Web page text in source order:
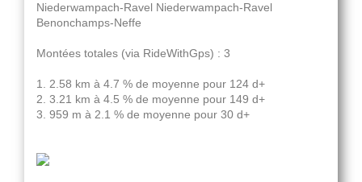
Niederwampach-Ravel Niederwampach-Ravel
Benonchamps-Neffe
Montées totales (via RideWithGps) : 3
1. 2.58 km à 4.7 % de moyenne pour 124 d+
2. 3.21 km à 4.5 % de moyenne pour 149 d+
3. 959 m à 2.1 % de moyenne pour 30 d+